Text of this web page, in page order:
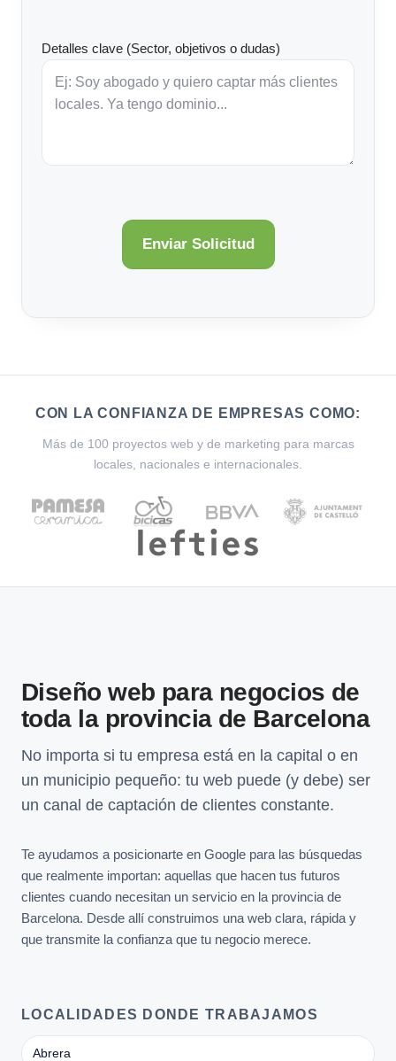
Detalles clave (Sector, objetivos o dudas)
CON LA CONFIANZA DE EMPRESAS COMO:
Más de 100 proyectos web y de marketing para marcas
locales, nacionales e internacionales.
Diseño web para negocios de
toda la provincia de Barcelona
No importa si tu empresa está en la capital o en
un municipio pequeño: tu web puede (y debe) ser
un canal de captación de clientes constante.
Te ayudamos a posicionarte en Google para las búsquedas
que realmente importan: aquellas que hacen tus futuros
clientes cuando necesitan un servicio en la provincia de
Barcelona. Desde allí construimos una web clara, rápida y
que transmite la confianza que tu negocio merece.
LOCALIDADES DONDE TRABAJAMOS
Abrera